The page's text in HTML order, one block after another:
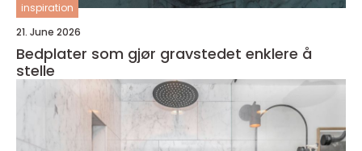
inspiration
21. June 2026
Bedplater som gjør gravstedet enklere å
stelle